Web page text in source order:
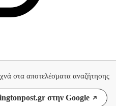
στα αποτελέσματα αναζήτησης
στην Google